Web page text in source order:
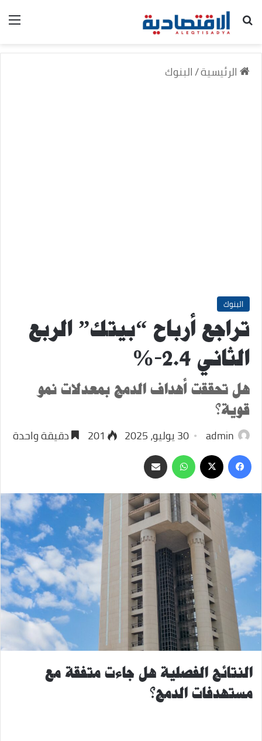
بحث عن
الرئيسية/البنوك
البنوك
تراجع أرباح “بيتك” الربع
الثاني 2.4-%
هل تحققت أهداف الدمج بمعدلات نمو
قوية؟
admin 30 يوليو، 2025 201
دقيقة واحدة
فيسبوك
‫X واتسابمشاركة
عبر
البريد
النتائج الفصلية هل جاءت متفقة مع
مستهدفات الدمج؟